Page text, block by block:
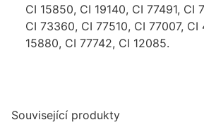
CI 15850, CI 19140, CI 77491, CI
CI 73360, CI 77510, CI 77007, CI
15880, CI 77742, CI 12085.
Související produkty